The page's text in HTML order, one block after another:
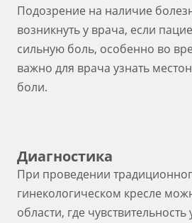
Подозрение на наличие
возникнуть у врача, если
сильную боль, особенно во
важно для врача узнать
боли.
Диагностика
При проведении
гинекологическом кресле
области, где